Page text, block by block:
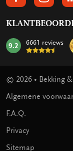
VOLGS ONS OP
VOLG
mark:
9.2 6661 reviews
© 2026 • Bekking
Algemene
F.A.Q.
Privacy
Sitemap